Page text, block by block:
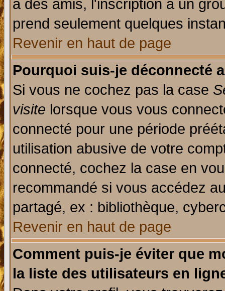
à des amis, l'inscription à un
prend seulement quelques
Revenir en haut de page
Pourquoi suis-je déconnecté
Si vous ne cochez pas la case
visite lorsque vous vous
connecté pour une période
utilisation abusive de votre
connecté, cochez la case en
recommandé si vous accédez
partagé, ex : bibliothèque,
Revenir en haut de page
Comment puis-je éviter que
la liste des utilisateurs en